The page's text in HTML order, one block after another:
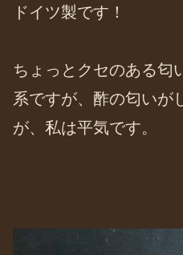
ドイツ製です！
ちょっとクセのある匂
系ですが、酢の匂いが
が、私は平気です。